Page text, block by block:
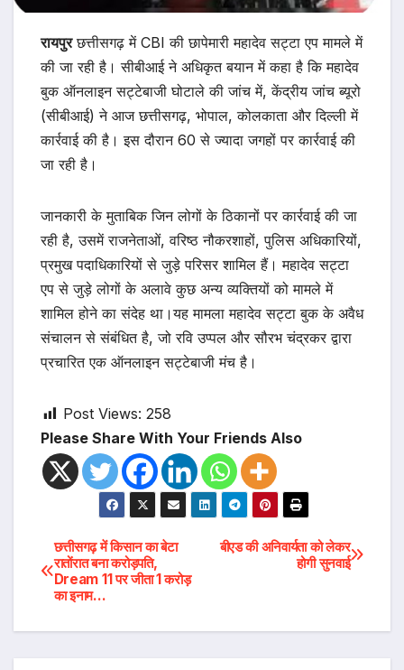
रायपुरछत्तीसगढ़ में CBI की छापेमारी महादेव सट्टा एप मामले में
की जा रही है। सीबीआई ने अधिकृत बयान में कहा है कि महादेव
बुक ऑनलाइन सट्टेबाजी घोटाले की जांच में, केंद्रीय जांच ब्यूरो
(सीबीआई) ने आज छत्तीसगढ़, भोपाल, कोलकाता और दिल्ली में
कार्रवाई की है। इस दौरान 60 से ज्यादा जगहों पर कार्रवाई की
जा रही है।
जानकारी के मुताबिक जिन लोगों के ठिकानों पर कार्रवाई की जा
रही है, उसमें राजनेताओं, वरिष्ठ नौकरशाहों, पुलिस अधिकारियों,
प्रमुख पदाधिकारियों से जुड़े परिसर शामिल हैं। महादेव सट्टा
एप से जुड़े लोगों के अलावे कुछ अन्य व्यक्तियों को मामले में
शामिल होने का संदेह था।यह मामला महादेव सट्टा बुक के अवैध
संचालन से संबंधित है, जो रवि उप्पल और सौरभ चंद्रकर द्वारा
प्रचारित एक ऑनलाइन सट्टेबाजी मंच है।
Post Views: 258
Please Share With Your Friends Also
Post
navigation
बीएड की अनिवार्यता को लेकर
होगी सुनवाई
छत्तीसगढ़ में किसान का बेटा
रातोंरात बना करोड़पति,
Dream 11 पर जीता 1 करोड़
का इनाम…